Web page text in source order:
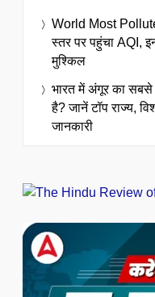
World Most
स्तर पर पहुंचा AQI,
मुश्किल
भारत में अंगूर का सबसे
है? जानें टॉप राज्य,
जानकारी